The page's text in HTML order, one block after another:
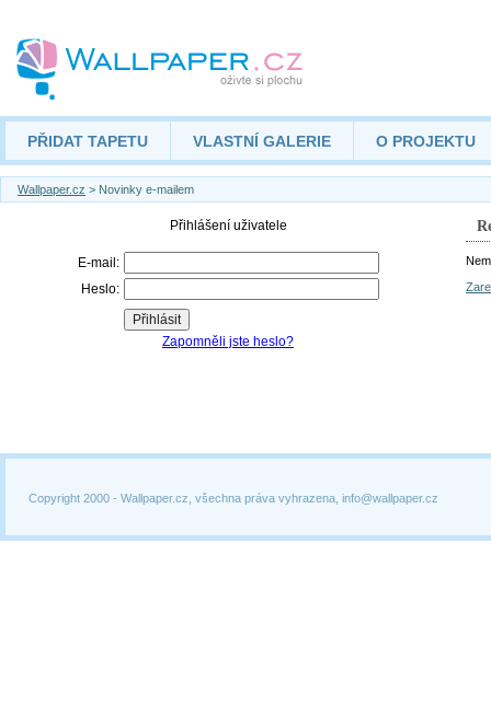
PŘIDAT TAPETU VLASTNÍ GALERIE O PROJEKTU
Wallpaper.cz > Novinky e-mailem
Copyright 2000 - Wallpaper.cz, všechna práva vyhrazena, info@wallpaper.cz